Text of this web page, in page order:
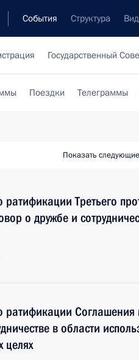
События Структура
Государственный
Поездки Телеграммы
Показать
Третьего
о дружбе и
ратификации Соглашения
в области
целях